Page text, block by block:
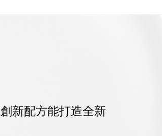
創新配方能打造全新